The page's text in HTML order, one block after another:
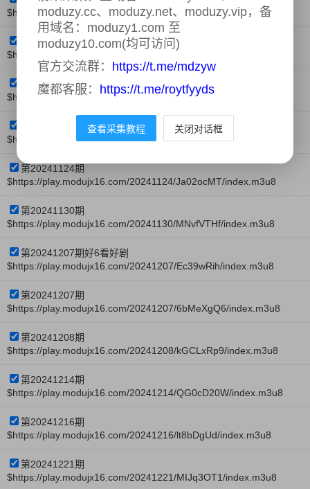
$https://play.modujx16.com/20241110/xSYCGjPq/index.m3u8
第20241116期
$https://play.modujx16.com/20241116/OLdHVyId/index.m3u8
第20241117期
$https://play.modujx16.com/20241117/hs3NgQdq/index.m3u8
$https://play.modujx16.com/20241123/5HOi5que/index.m3u8
第20241124期
$https://play.modujx16.com/20241124/Ja02ocMT/index.m3u8
第20241130期
$https://play.modujx16.com/20241130/MNvfVTHf/index.m3u8
第20241207期好6看好剧
$https://play.modujx16.com/20241207/Ec39wRih/index.m3u8
第20241207期
$https://play.modujx16.com/20241207/6bMeXgQ6/index.m3u8
第20241208期
$https://play.modujx16.com/20241208/kGCLxRp9/index.m3u8
第20241214期
$https://play.modujx16.com/20241214/QG0cD20W/index.m3u8
第20241216期
$https://play.modujx16.com/20241216/lt8bDgUd/index.m3u8
第20241221期
$https://play.modujx16.com/20241221/MIJq3OT1/index.m3u8
moduzy.cc、moduzy.net、moduzy.vip，备
用域名：moduzy1.com 至
moduzy10.com(均可访问)
官方交流群： https://t.me/mdzyw
魔都客服： https://t.me/roytfyyds
查看采集教程 关闭对话框